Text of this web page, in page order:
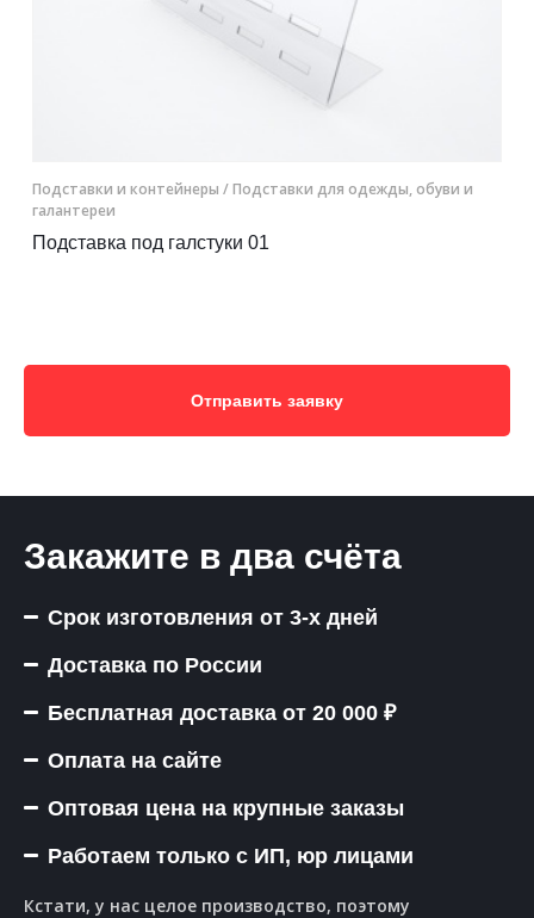
Подставки и контейнеры / Подставки для одежды, обуви и
галантереи
Подставка под галстуки 01
Отправить заявку
Закажите в два счёта
Срок изготовления от 3-х дней
Доставка по России
Бесплатная доставка от 20 000 ₽
Оплата на сайте
Оптовая цена на крупные заказы
Работаем только с ИП, юр лицами
Кстати, у нас целое производство, поэтому